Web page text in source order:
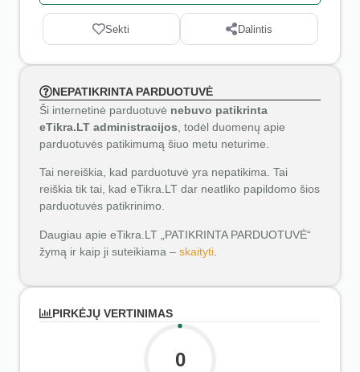
Sekti Dalintis
NEPATIKRINTA PARDUOTUVĖ
Ši internetinė parduotuvė nebuvo patikrinta
eTikra.LT administracijos , todėl duomenų apie
parduotuvės patikimumą šiuo metu neturime.
Tai nereiškia, kad parduotuvė yra nepatikima. Tai
reiškia tik tai, kad eTikra.LT dar neatliko papildomo šios
parduotuvės patikrinimo.
Daugiau apie eTikra.LT „PATIKRINTA PARDUOTUVĖ“
žymą ir kaip ji suteikiama – skaityti
PIRKĖJŲ VERTINIMAS
0